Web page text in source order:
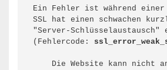
Ein Fehler ist während
SSL hat einen schwachen
"Server-Schlüsselaustausch"
(Fehlercode:
Die Website kann nicht